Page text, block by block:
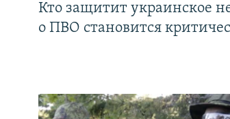
Кто защитит украинское
о ПВО становится